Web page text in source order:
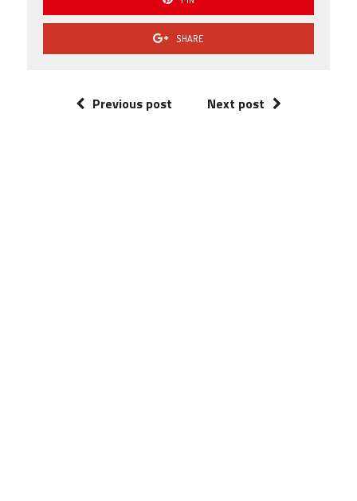
SHARE
Previous post Next post